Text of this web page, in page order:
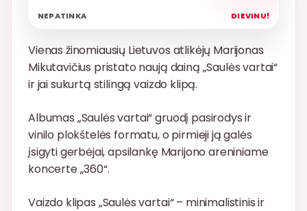
NEPATINKA DIEVINU!
Vienas žinomiausių Lietuvos atlikėjų Marijonas
Mikutavičius pristato naują dainą „Saulės vartai“
ir jai sukurtą stilingą vaizdo klipą.
Albumas „Saulės vartai“ gruodį pasirodys ir
vinilo plokštelės formatu, o pirmieji ją galės
įsigyti gerbėjai, apsilankę Marijono areniniame
koncerte „360“.
Vaizdo klipas „Saulės vartai“ – minimalistinis ir